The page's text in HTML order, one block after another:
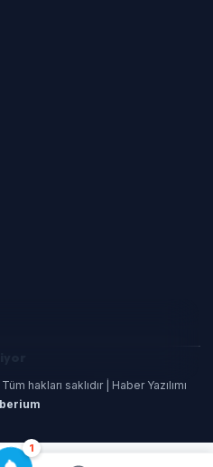
1
hakları saklıdır | Haber Yazılımı